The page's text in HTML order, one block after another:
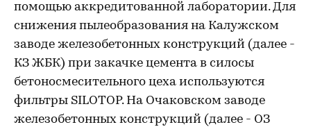
помощью аккредитованной лаборатории. Для
снижения пылеобразования на Калужском
заводе железобетонных конструкций (далее -
КЗ ЖБК) при закачке цемента в силосы
бетоносмесительного цеха используются
фильтры SILOTOP. На Очаковском заводе
железобетонных конструкций (далее - ОЗ